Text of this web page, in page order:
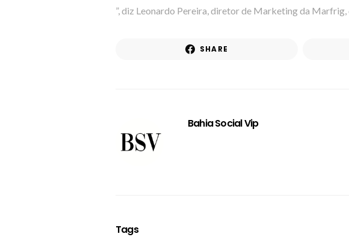
”, diz Leonardo Pereira, diretor de Marketing da
SHARE
Bahia Social Vip
Tags